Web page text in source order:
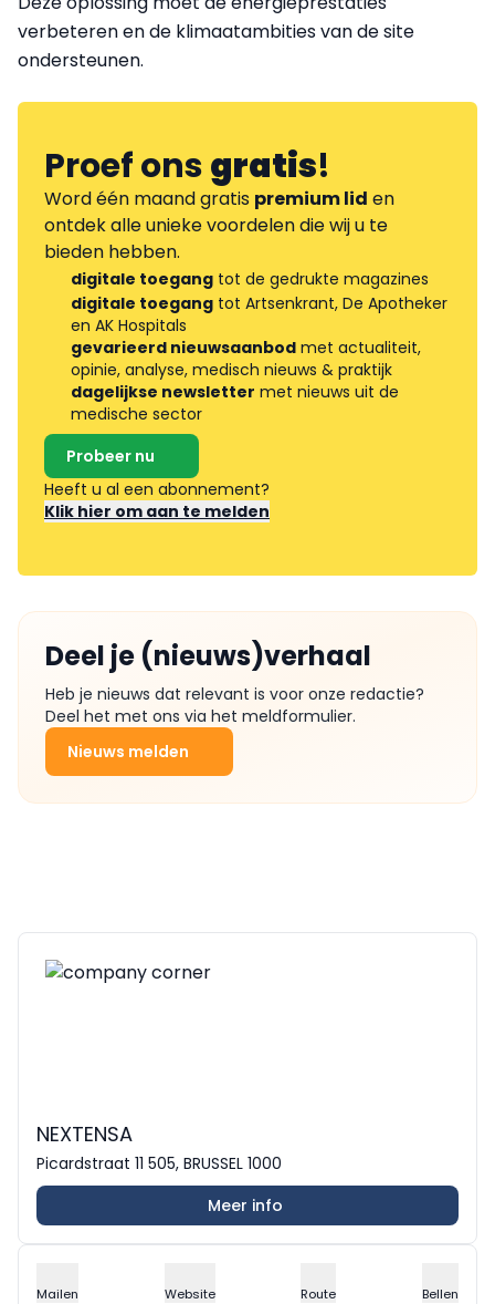
verbeteren en de klimaatambities van de site
ondersteunen.
Proef onsgratis!
Word één maand gratis premium lid en
ontdek alle unieke voordelen die wij u te
bieden hebben.
digitale toegang tot de gedrukte magazines
digitale toegang tot Artsenkrant, De Apotheker
en AK Hospitals
gevarieerd nieuwsaanbod met actualiteit,
opinie, analyse, medisch nieuws & praktijk
dagelijkse newsletter met nieuws uit de
medische sector
Probeer nu
Heeft u al een abonnement?
Klik hier om aan te melden
Deel je (nieuws)verhaal
Heb je nieuws dat relevant is voor onze redactie?
Deel het met ons via het meldformulier.
Nieuws melden
NEXTENSA
Picardstraat 11 505, BRUSSEL 1000
Meer info
Mailen Website Route Bellen